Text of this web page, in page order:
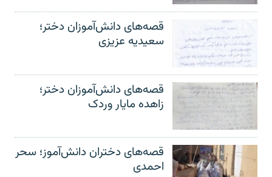
قصه‌های دانش‌آموزان دختر؛
سعیدیه عزیزی
قصه‌های دانش‌آموزان دختر؛
زاهده مایار وردک
قصه‌های دختران دانش‌آموز؛ سحر
احمدی